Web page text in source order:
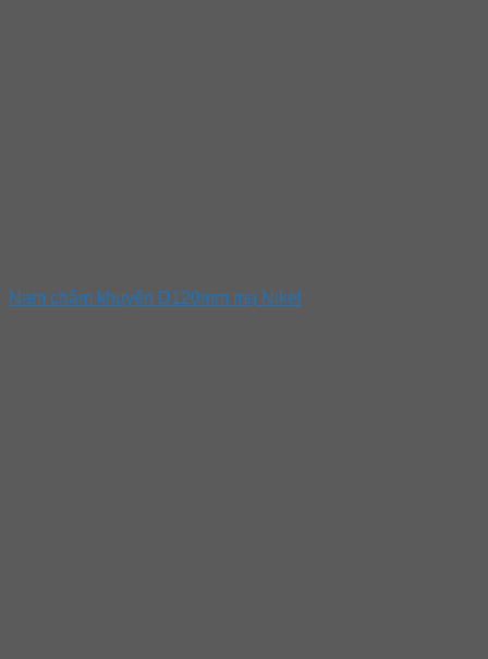
Nam châm khuyên D120mm mạ Nikel